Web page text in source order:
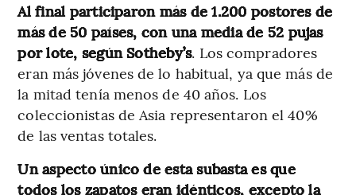
Al final participaron más de 1.200 postores de
más de 50 países, con una media de 52 pujas
por lote, según Sotheby’s. Los compradores
eran más jóvenes de lo habitual, ya que más de
la mitad tenía menos de 40 años. Los
coleccionistas de Asia representaron el 40%
de las ventas totales.
Un aspecto único de esta subasta es que
todos los zapatos eran idénticos, excepto la